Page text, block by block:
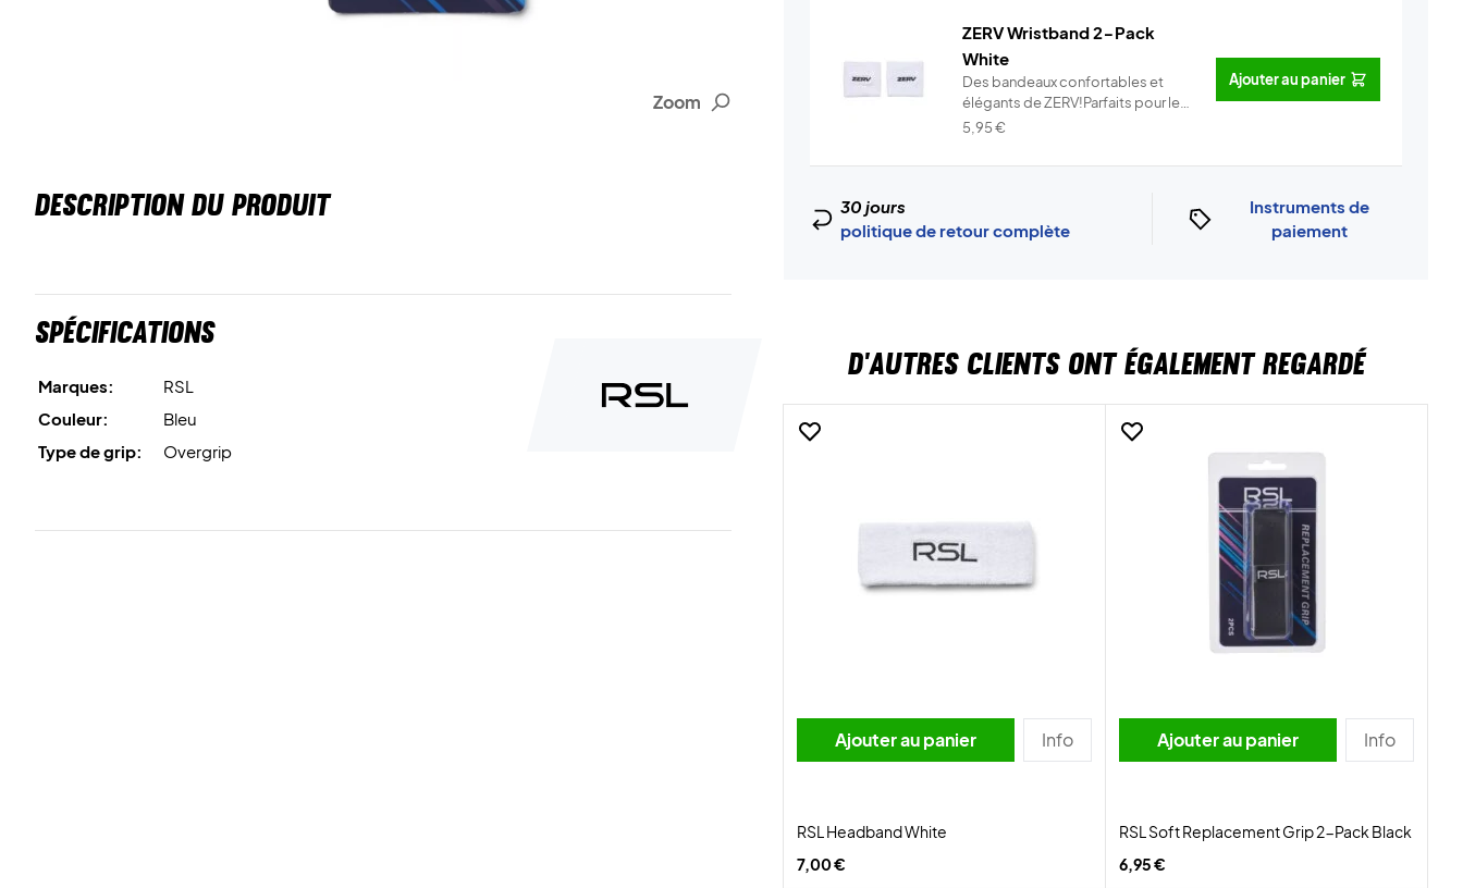
Zoom
DESCRIPTION DU PRODUIT
Spécifications
Marques:
RSL
Couleur:
Bleu
Type de grip:
Overgrip
ZERV Wristband 2-Pack
White
Des bandeaux confortables et
élégants de ZERV!Parfaits pour le
t...
Info
5,95€
Ajouter au panier
30 jours
politique de retour complète
Instruments de
paiement
D'AUTRES CLIENTS ONT ÉGALEMENT REGARDÉ
Ajouter au panier Info
RSL Headband White
7,00 €
Ajouter au panier Info
RSL Soft Replacement Grip 2-Pack Black
6,95 €